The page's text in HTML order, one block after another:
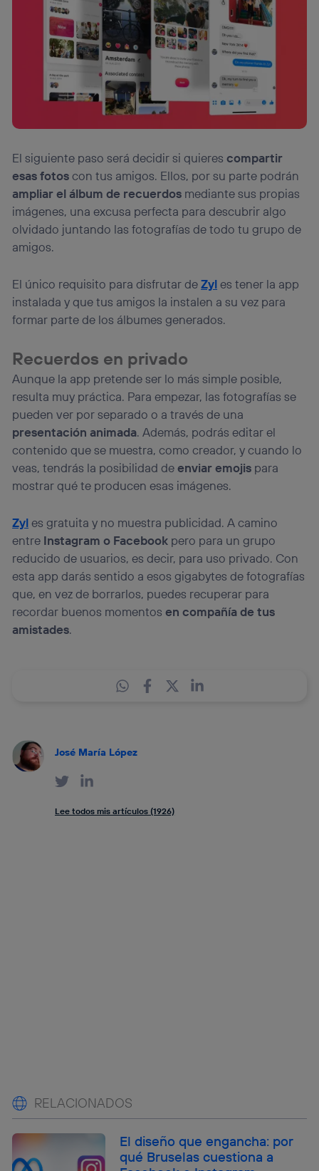
El siguiente paso será decidir si quierescompartir
esas fotoscon tus amigos. Ellos, por su parte podrán
ampliar el álbum de recuerdos mediante sus propias
imágenes, una excusa perfecta para descubrir algo
olvidado juntando las fotografías de todo tu grupo de
amigos.
El único requisito para disfrutar deZyles tener la app
instalada y que tus amigos la instalen a su vez para
formar parte de los álbumes generados.
Recuerdos en privado
Aunque la app pretende ser lo más simple posible,
resulta muy práctica. Para empezar, las fotografías se
pueden ver por separado o a través de una
presentación animada. Además, podrás editar el
contenido que se muestra, como creador, y cuando lo
veas, tendrás la posibilidad deenviar emojis para
mostrar qué te producen esas imágenes.
Zyles gratuita y no muestra publicidad. A camino
entre Instagram o Facebook pero para un grupo
reducido de usuarios, es decir, para uso privado. Con
esta app darás sentido a esos gigabytes de fotografías
que, en vez de borrarlos, puedes recuperar para
recordar buenos momentosen compañía de tus
amistades.
José María López
Lee todos mis artículos (1926)
RELACIONADOS
El diseño que engancha: por
qué Bruselas cuestiona a